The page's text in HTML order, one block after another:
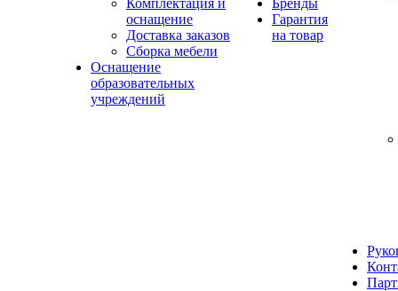
Комплектация и
оснащение
Доставка заказов
Сборка мебели
Оснащение
образовательных
учреждений
Бренды
Гарантия
на товар